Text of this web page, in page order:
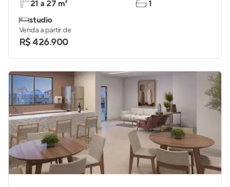
21 a 27 m²
studio
1
Venda a partir de
R$ 426.900